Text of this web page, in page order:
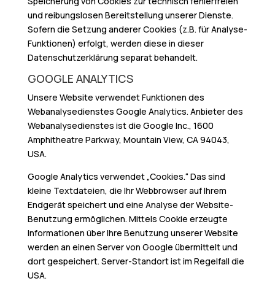
und reibungslosen Bereitstellung unserer Dienste.
Sofern die Setzung anderer Cookies (z.B. für Analyse-
Funktionen) erfolgt, werden diese in dieser
Datenschutzerklärung separat behandelt.
GOOGLE ANALYTICS
Unsere Website verwendet Funktionen des
Webanalysedienstes Google Analytics. Anbieter des
Webanalysedienstes ist die Google Inc., 1600
Amphitheatre Parkway, Mountain View, CA 94043,
USA.
Google Analytics verwendet „Cookies.“ Das sind
kleine Textdateien, die Ihr Webbrowser auf Ihrem
Endgerät speichert und eine Analyse der Website-
Benutzung ermöglichen. Mittels Cookie erzeugte
Informationen über Ihre Benutzung unserer Website
werden an einen Server von Google übermittelt und
dort gespeichert. Server-Standort ist im Regelfall die
USA.